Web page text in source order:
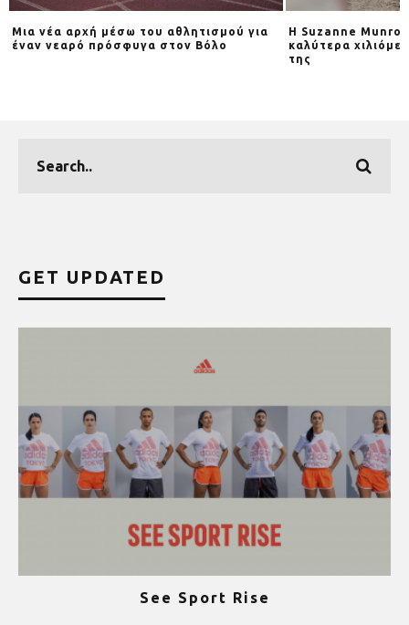
Μια νέα αρχή μέσω του αθλητισμού για
έναν νεαρό πρόσφυγα στον Βόλο
H Suzanne
καλύτερα
της
GET UPDATED
See Sport Rise